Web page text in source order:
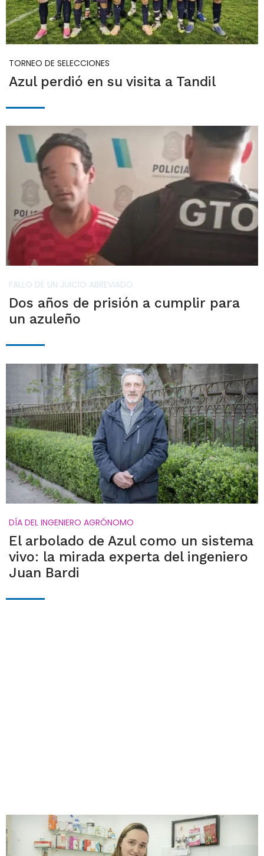
TORNEO DE SELECCIONES
Azul perdió en su visita a Tandil
FALLO DE UN JUICIO ABREVIADO
Dos años de prisión a cumplir para
un azuleño
DÍA DEL INGENIERO AGRÓNOMO
El arbolado de Azul como un sistema
vivo: la mirada experta del ingeniero
Juan Bardi